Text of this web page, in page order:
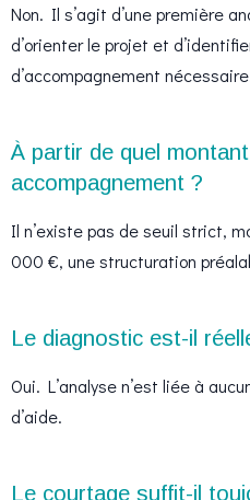
Non. Il s’agit d’une première
d’orienter le projet et
d’accompagnement
À partir de quel
accompagnement ?
Il n’existe pas de seuil strict,
000 €, une structuration
Le diagnostic est-il
Oui. L’analyse n’est liée à
d’aide.
Le courtage suffit-il